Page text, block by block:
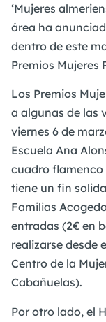
‘Mujeres
área ha
dentro de este
Premios Mujeres
Los Premios
a algunas de las
viernes 6 de
Escuela Ana
cuadro flamenco
tiene un fin
Familias
entradas (2€ en
realizarse desde
Centro de la
Cabañuelas).
Por otro lado, el